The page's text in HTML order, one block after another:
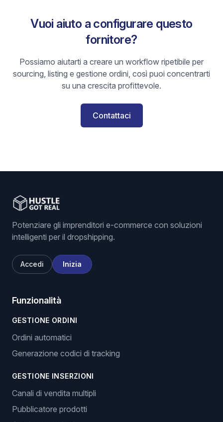
Vuoi aiuto a configurare questo
fornitore?
Possiamo aiutarti a creare un workflow ripetibile per
sourcing, listing e gestione ordini, così puoi concentrarti
su una crescita profittevole.
Contattaci
Potenziare gli imprenditori e-commerce con soluzioni
intelligenti per il dropshipping.
Accedi Inizia
Funzionalità
GESTIONE ORDINI
Ordini automatici
Generazione codici di tracking
GESTIONE INSERZIONI
Canali di vendita multipli
Pubblicatore prodotti